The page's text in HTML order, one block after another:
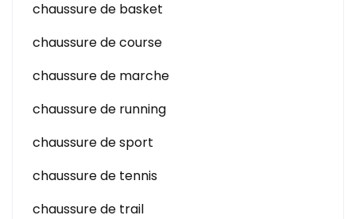
chaussure de basket
chaussure de course
chaussure de marche
chaussure de running
chaussure de sport
chaussure de tennis
chaussure de trail